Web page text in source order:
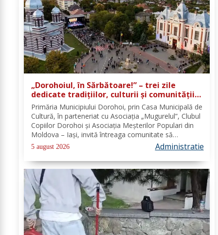
„Dorohoiul, în Sărbătoare!” – trei zile
dedicate tradițiilor, culturii și comunității
Trei tradiții. Un singur eveniment. O
singură sărbătoare!
Primăria Municipiului Dorohoi, prin Casa Municipală de
Cultură, în parteneriat cu Asociația „Mugurelul”, Clubul
Copiilor Dorohoi și Asociația Meșterilor Populari din
Moldova – Iași, invită întreaga comunitate să
participe, în perioada 28–30 august 2026, la
evenimentul „Dorohoiul, în Sărbătoare!”....
5 august 2026 Administratie